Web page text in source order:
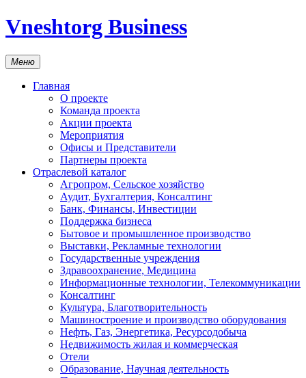
Vneshtorg Business
Меню
Главная
О проекте
Команда проекта
Акции проекта
Мероприятия
Офисы и Представители
Партнеры проекта
Отраслевой каталог
Агропром, Сельское хозяйство
Аудит, Бухгалтерия, Консалтинг
Банк, Финансы, Инвестиции
Поддержка бизнеса
Бытовое и промышленное производство
Выставки, Рекламные технологии
Государственные учреждения
Здравоохранение, Медицина
Информационные технологии, Телекоммуникации
Консалтинг
Культура, Благотворительность
Машиностроение и производство оборудования
Нефть, Газ, Энергетика, Ресурсодобыча
Недвижимость жилая и коммерческая
Отели
Образование, Научная деятельность